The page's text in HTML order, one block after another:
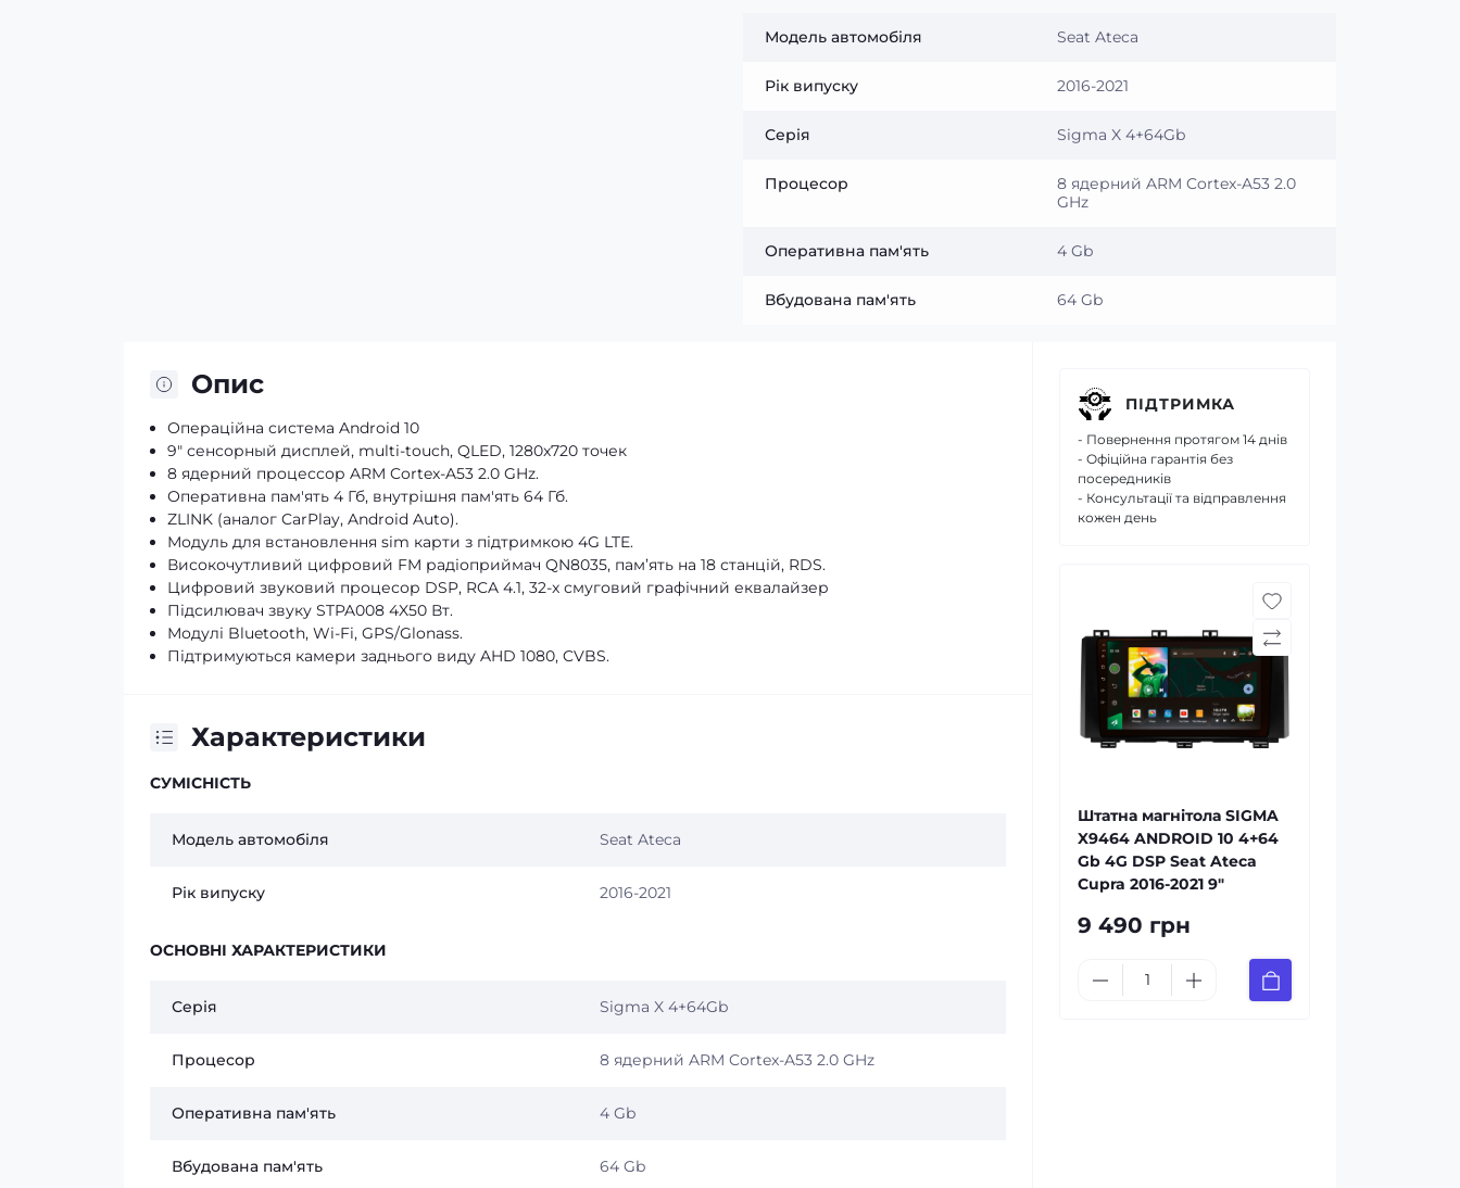
Модель автомобіля Seat Ateca
Рік випуску 2016-2021
Серія Sigma X 4+64Gb
Процесор
8 ядерний ARM Cortex-A53 2.0
GHz
Оперативна пам'ять 4 Gb
Вбудована пам'ять 64 Gb
Опис
Операційна система Android 10
9" сенсорный дисплей, multi-touch, QLED, 1280x720 точек
8 ядерний процессор ARM Cortex-A53 2.0 GHz.
Оперативна пам'ять 4 Гб, внутрішня пам'ять 64 Гб.
ZLINK (аналог CarPlay, Android Auto).
Модуль для встановлення sim карти з підтримкою 4G LTE.
Високочутливий цифровий FM радіоприймач QN8035, пам’ять на 18 станцій, RDS.
Цифровий звуковий процесор DSP, RCA 4.1, 32-x смуговий графічний еквалайзер
Підсилювач звуку STPA008 4X50 Вт.
Модулі Bluetooth, Wi-Fi, GPS/Glonass.
Підтримуються камери заднього виду AHD 1080, CVBS.
Характеристики
СУМІСНІСТЬ
Модель автомобіля Seat Ateca
Рік випуску 2016-2021
ОСНОВНІ ХАРАКТЕРИСТИКИ
Серія Sigma X 4+64Gb
Процесор 8 ядерний ARM Cortex-A53 2.0 GHz
Оперативна пам'ять 4 Gb
Вбудована пам'ять 64 Gb
ПІДТРИМКА
- Повернення протягом 14 днів
- Офіційна гарантія без
посередників
- Консультації та відправлення
кожен день
Штатна магнітола SIGMA
X9464 ANDROID 10 4+64
Gb 4G DSP Seat Ateca
Cupra 2016-2021 9"
9 490 грн